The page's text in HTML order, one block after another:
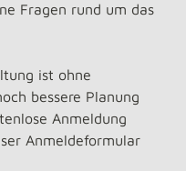
Fragen rund um das
ist ohne
bessere Planung
Anmeldung
Anmeldeformular